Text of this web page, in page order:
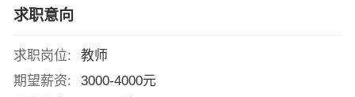
求职意向
求职岗位:
教师
期望薪资:
3000-4000元